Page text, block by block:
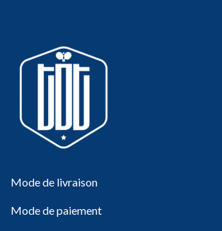
Mode de livraison
Mode de paiement